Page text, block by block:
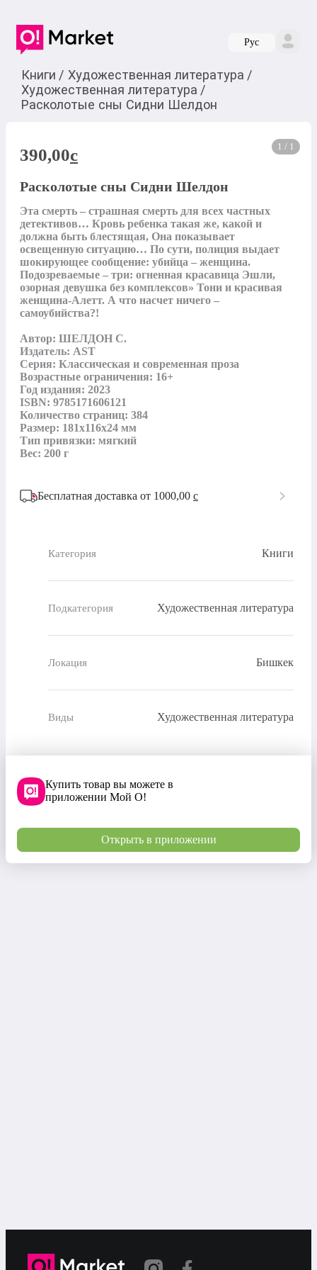
Руc
Книги / Художественная литература /
Художественная литература /
Расколотые сны Сидни Шелдон
1 / 1
390,00c
Расколотые сны Сидни Шелдон
Эта смерть – страшная смерть для всех частных
детективов… Кровь ребенка такая же, какой и
должна быть блестящая, Она показывает
освещенную ситуацию… По сути, полиция выдает
шокирующее сообщение: убийца – женщина.
Подозреваемые – три: огненная красавица Эшли,
озорная девушка без комплексов» Тони и красивая
женщина-Алетт. А что насчет ничего –
самоубийства?!
Автор: ШЕЛДОН С.
Издатель: AST
Серия: Классическая и современная проза
Возрастные ограничения: 16+
Год издания: 2023
ISBN: 9785171606121
Количество страниц: 384
Размер: 181х116х24 мм
Тип привязки: мягкий
Вес: 200 г
Бесплатная доставка от 1000,00 c
Категория Книги
Подкатегория Художественная литература
Локация Бишкек
Виды Художественная литература
Купить товар вы можете в
приложении Мой О!
Открыть в приложении